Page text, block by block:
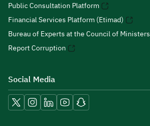
Public Consultation Platform
Financial Services Platform (Etimad)
Bureau of Experts at the Council of Ministers
Report Corruption
Social Media